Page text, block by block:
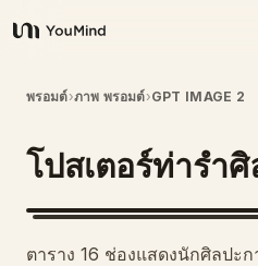
YouMind
ภาพรวม
กรณีการใช้งาน
พรอมต์›ภาพ พรอมต์›GPT IMAGE 2
โปสเตอร์ท่ารำ
ตาราง 16 ช่องแสดงนักศิลปะ